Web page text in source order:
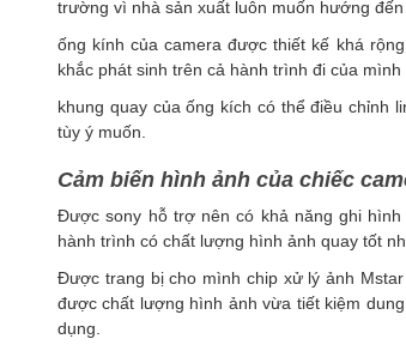
trường vì nhà sản xuất luôn muốn hướng
ống kính của camera được thiết kế khá
khắc phát sinh trên cả hành trình đi của mình
khung quay của ống kích có thể điều chỉnh
tùy ý muốn.
Cảm biến hình ảnh của chiếc
Được sony hỗ trợ nên có khả năng ghi
hành trình có chất lượng hình ảnh quay tốt
Được trang bị cho mình chip xử lý ảnh
được chất lượng hình ảnh vừa tiết kiệm
dụng.